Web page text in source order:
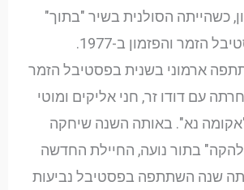
כשהייתה הסולנית בשיר "בתוך"
הזמר והפזמון ב-1977.
1978 השתתפה ארמוני בשנית בפסטיבל הזמר
עם דודו זר, חני אליקים ומוטי
נא". באותה השנה שיחקה
בתור נועה, החיילת החדשה
שנה השתתפה בפסטיבל נביעות